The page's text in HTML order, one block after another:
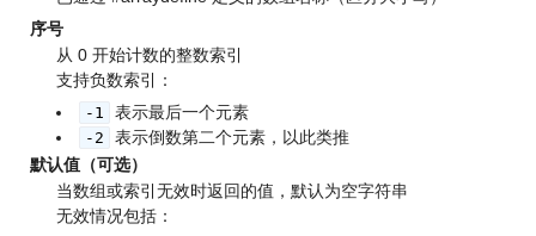
序号
从 0 开始计数的整数索引
支持负数索引：
-1 表示最后一个元素
-2
表示倒数第二个元素，以此类推
默认值 （可选）
当数组或索引无效时返回的值，默认为空字符串
无效情况包括：